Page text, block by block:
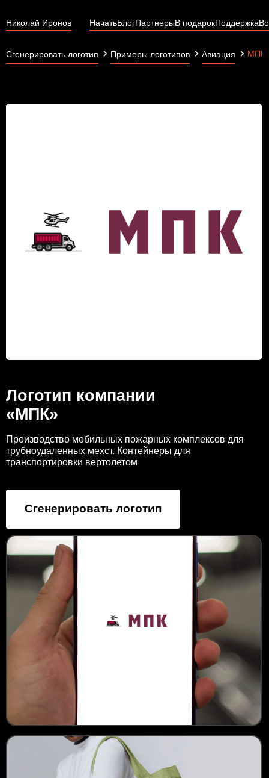
Николай Иронов НачатьБлогПартнерыВ подарокПоддержка
Сгенерировать логотип Примеры логотипов Авиация МПК
Логотип компании
«МПК»
Производство мобильных пожарных комплексов для
трубноудаленных мехст. Контейнеры для
транспортировки вертолетом
Сгенерировать логотип